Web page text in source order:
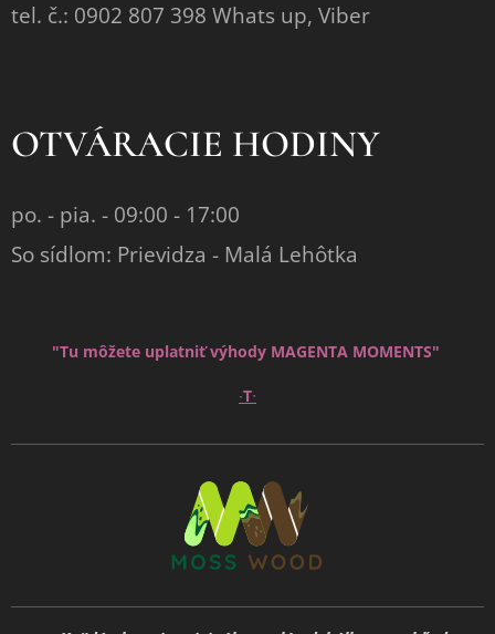
tel. č.: 0902 807 398 Whats up, Viber
OTVÁRACIE HODINY
po. - pia. - 09:00 - 17:00
So sídlom: Prievidza - Malá Lehôtka
"Tu môžete uplatniť výhody MAGENTA MOMENTS"
∙T∙